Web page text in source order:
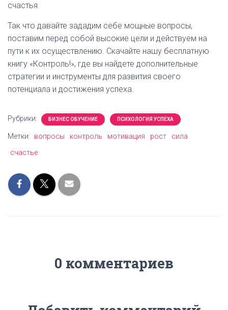
счастья
Так что давайте зададим себе мощные вопросы,
поставим перед собой высокие цели и действуем на
пути к их осуществлению. Скачайте нашу бесплатную
книгу «Контроль!», где вы найдете дополнительные
стратегии и инструменты для развития своего
потенциала и достижения успеха.
Рубрики: БИЗНЕС ОБУЧЕНИЕ ПСИХОЛОГИЯ УСПЕХА
Метки: вопросы контроль мотивация рост
сила
счастье
0 комментариев